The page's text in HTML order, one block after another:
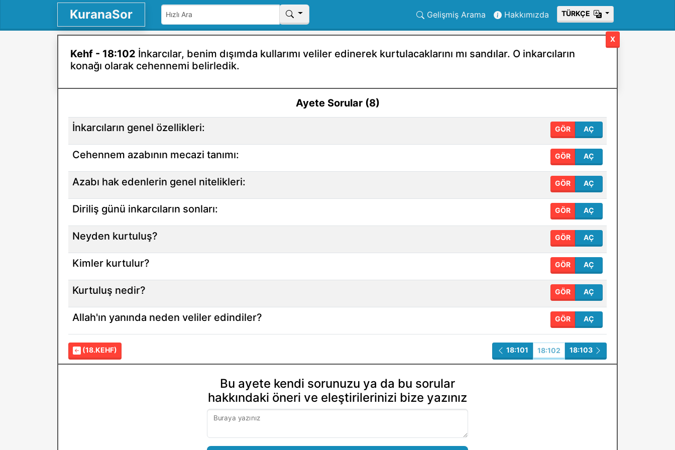
KuranaSor Gelişmiş Arama Hakkımızda ТÜRKÇE
Kehf - 18:102 İnkarcılar, benim dışımda kullarımı veliler edinerek kurtulacaklarını mı sandılar. O inkarcıların
konağı olarak cehennemi belirledik.
X
Ayete Sorular (8)
GÖR AÇ
İnkarcıların genel özellikleri:
GÖR AÇ
Cehennem azabının mecazi tanımı:
GÖR AÇ
Azabı hak edenlerin genel nitelikleri:
GÖR AÇ
Diriliş günü inkarcıların sonları:
GÖR AÇ
Neyden kurtuluş?
GÖR AÇ
Kimler kurtulur?
GÖR AÇ
Kurtuluş nedir?
GÖR AÇ
Allah'ın yanında neden veliler edindiler?
(18.KEHF) 18:101 18:102 18:103
Bu ayete kendi sorunuzu ya da bu sorular
hakkındaki öneri ve eleştirilerinizi bize yazınız
Buraya yazınız